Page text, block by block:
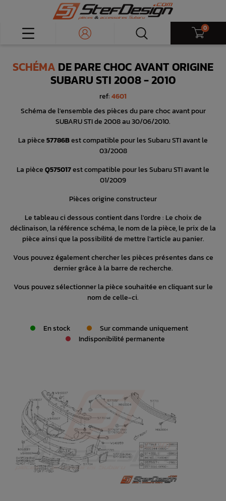
0
SCHÉMA DE PARE CHOC AVANT ORIGINE
SUBARU STI 2008 - 2010
ref:4601
Schéma de l'ensemble des pièces du pare choc avant pour
SUBARU STI de 2008 au 30/06/2010.
La pièce57786Best compatible pour les Subaru STI avant le
03/2008
La pièceQ575017est compatible pour les Subaru STI avant le
01/2009
Pièces origine constructeur
Le tableau ci dessous contient dans l'ordre : Le choix de
déclinaison, la référence schéma, le nom de la pièce, le prix de la
pièce ainsi que la possibilité de mettre l'article au panier.
Vous pouvez également chercher les pièces présentes dans ce
dernier grâce à la barre de recherche.
Vous pouvez sélectionner la pièce souhaitée en cliquant sur le
nom de celle-ci.
En stock
Sur commande uniquement
Indisponibilité permanente